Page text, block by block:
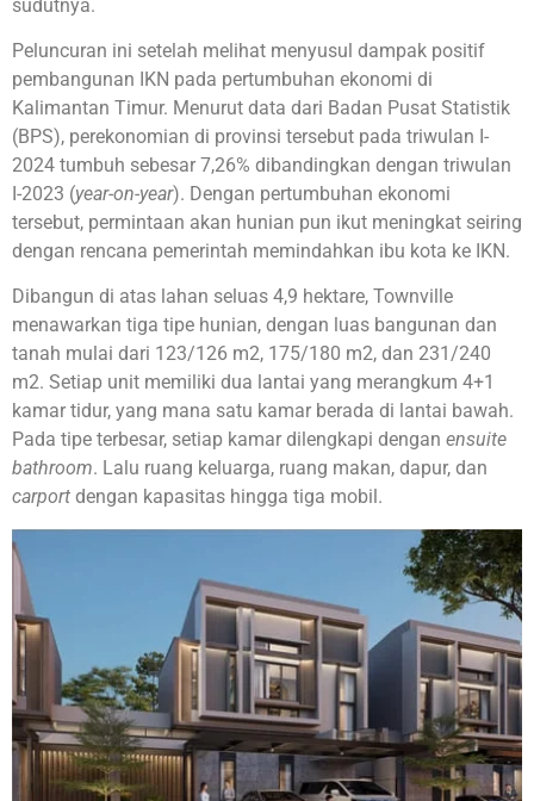
sudutnya.
Peluncuran ini setelah melihat menyusul dampak positif
pembangunan IKN pada pertumbuhan ekonomi di
Kalimantan Timur. Menurut data dari Badan Pusat Statistik
(BPS), perekonomian di provinsi tersebut pada triwulan I-
2024 tumbuh sebesar 7,26% dibandingkan dengan triwulan
I-2023 (year-on-year). Dengan pertumbuhan ekonomi
tersebut, permintaan akan hunian pun ikut meningkat seiring
dengan rencana pemerintah memindahkan ibu kota ke IKN.
Dibangun di atas lahan seluas 4,9 hektare, Townville
menawarkan tiga tipe hunian, dengan luas bangunan dan
tanah mulai dari 123/126 m2, 175/180 m2, dan 231/240
m2. Setiap unit memiliki dua lantai yang merangkum 4+1
kamar tidur, yang mana satu kamar berada di lantai bawah.
Pada tipe terbesar, setiap kamar dilengkapi dengan ensuite
bathroom. Lalu ruang keluarga, ruang makan, dapur, dan
carport dengan kapasitas hingga tiga mobil.